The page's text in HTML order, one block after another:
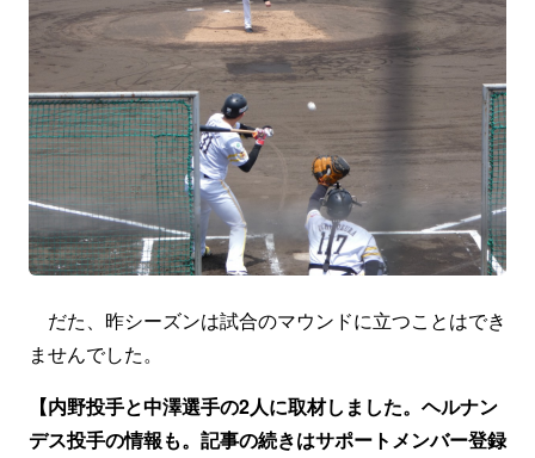
だた、昨シーズンは試合のマウンドに立つことはでき
ませんでした。
【内野投手と中澤選手の2人に取材しました。ヘルナン
デス投手の情報も。記事の続きはサポートメンバー登録